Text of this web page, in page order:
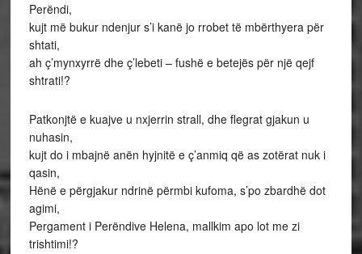
Perëndi,
kujt më bukur ndenjur s’i kanë jo rrobet të mbërthyera për
shtati,
ah ç’mynxyrrë dhe ç’lebeti – fushë e betejës për një qejf
shtrati!?
Patkonjtë e kuajve u nxjerrin strall, dhe flegrat gjakun u
nuhasin,
kujt do i mbajnë anën hyjnitë e ç’anmiq që as zotërat nuk i
qasin,
Hënë e përgjakur ndrinë përmbi kufoma, s’po zbardhë dot
agimi,
Pergament i Perëndive Helena, mallkim apo lot me zi
trishtimi!?